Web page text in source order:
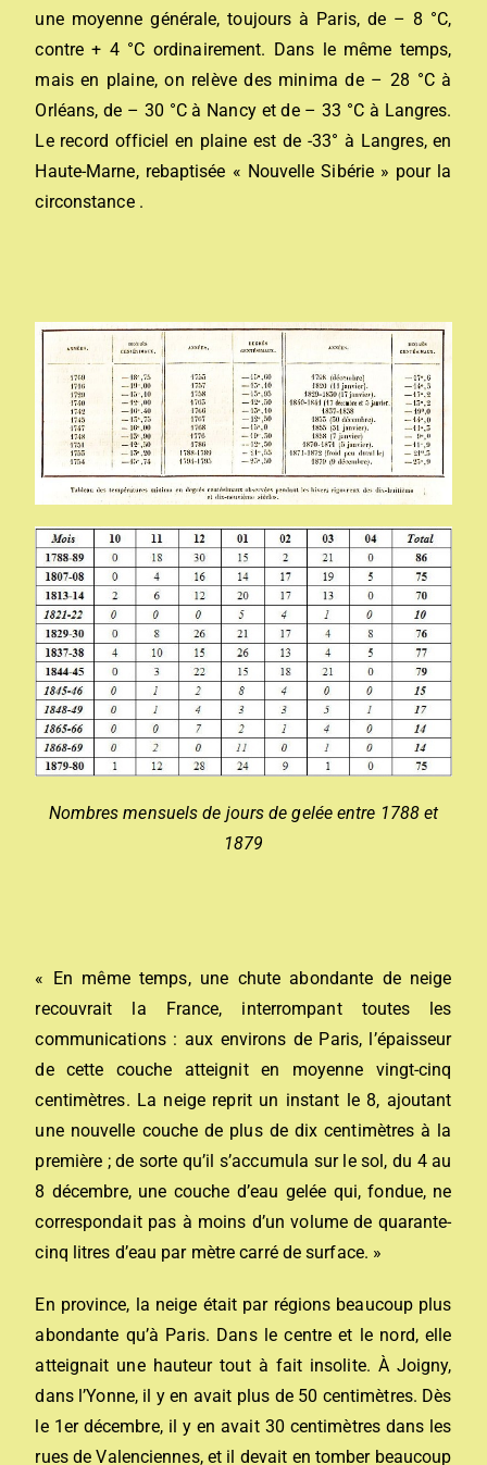
une moyenne générale, toujours à Paris, de – 8 °C,
contre + 4 °C ordinairement. Dans le même temps,
mais en plaine, on relève des minima de – 28 °C à
Orléans, de – 30 °C à Nancy et de – 33 °C à Langres.
Le record officiel en plaine est de -33° à Langres, en
Haute-Marne, rebaptisée « Nouvelle Sibérie » pour la
circonstance .
Nombres mensuels de jours de gelée entre 1788 et
1879
« En même temps, une chute abondante de neige
recouvrait la France, interrompant toutes les
communications : aux environs de Paris, l’épaisseur
de cette couche atteignit en moyenne vingt-cinq
centimètres. La neige reprit un instant le 8, ajoutant
une nouvelle couche de plus de dix centimètres à la
première ; de sorte qu’il s’accumula sur le sol, du 4 au
8 décembre, une couche d’eau gelée qui, fondue, ne
correspondait pas à moins d’un volume de quarante-
cinq litres d’eau par mètre carré de surface. »
En province, la neige était par régions beaucoup plus
abondante qu’à Paris. Dans le centre et le nord, elle
atteignait une hauteur tout à fait insolite. À Joigny,
dans l’Yonne, il y en avait plus de 50 centimètres. Dès
le 1er décembre, il y en avait 30 centimètres dans les
rues de Valenciennes, et il devait en tomber beaucoup